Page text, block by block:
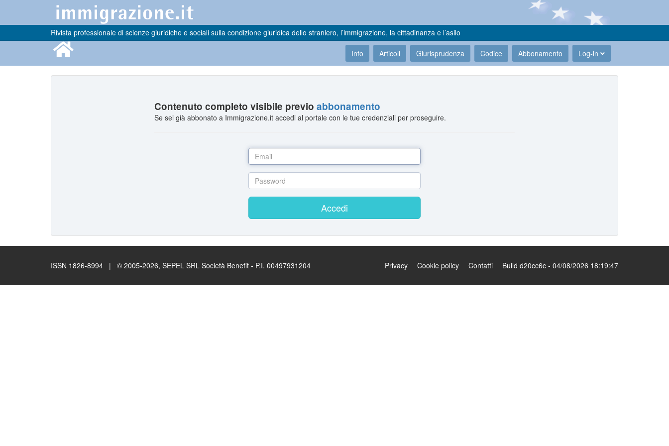
Rivista professionale di scienze giuridiche e sociali sulla condizione giuridica dello straniero, l’immigrazione, la cittadinanza e l’asilo
Info Articoli Giurisprudenza Codice Abbonamento Log-in
Contenuto completo visibile previoabbonamento
Se sei già abbonato a Immigrazione.it accedi al portale con le tue credenziali per proseguire.
Accedi
ISSN 1826-8994 | © 2005-2026, SEPEL SRL Società Benefit - P.I. 00497931204 Privacy Cookie policy Contatti Build d20cc6c - 04/08/2026 18:19:47